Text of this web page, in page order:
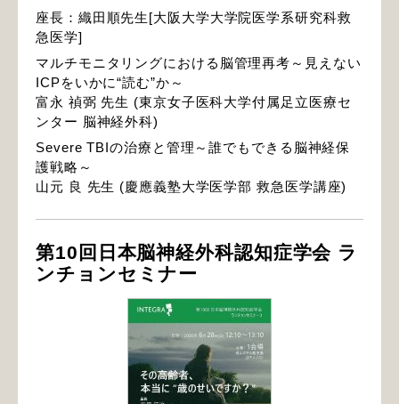
座長：織田順先生[大阪大学大学院医学系研究科救
急医学]
マルチモニタリングにおける脳管理再考～見えない
ICPをいかに“読む”か～
富永 禎弼 先生 (東京女子医科大学付属足立医療セ
ンター 脳神経外科)
Severe TBIの治療と管理～誰でもできる脳神経保
護戦略～
山元 良 先生 (慶應義塾大学医学部 救急医学講座)
第10回日本脳神経外科認知症学会 ラ
ンチョンセミナー